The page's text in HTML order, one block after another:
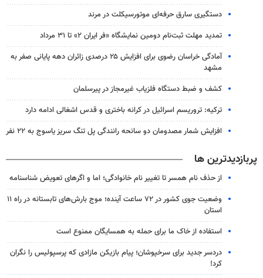
دستگیری سارق حرفه‌ای موتورسیکلت در مرند
تمدید مهلت ثبت‌نام دومین نمایشگاه «فر ایران ۲» تا ۳۱ مرداد
آمادگی خراسان رضوی برای افزایش ۲۵ درصدی زائران دهه پایانی صفر به
مشهد
کشف و ضبط دستگاه فلزیاب غیرمجاز در پیرسلمان
ترکیه: تروریسم اسرائیل در کرانه باختری و قدس اشغالی ادامه دارد
افزایش شمار مصدومان دو سانحه رانندگی پل تنگ سریز یاسوج به ۲۲ نفر
پربازدیدترین ها
از حذف نام همسر تا تغییر نام خانوادگی؛ اما و اگرهای تعویض شناسنامه
وضعیت جوی کشور در ۷۲ ساعت آینده؛ موج بارش‌های تابستانه در راه ۱۱
استان
استفاده از خاک ما برای حمله به همسایگان ممنوع است
دردسر جدید برای سرخپوشان؛ پیام بازیکن مازادی که پرسپولیس را نگران
کرد!